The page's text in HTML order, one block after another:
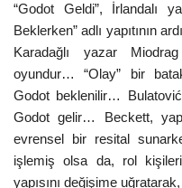
“Godot Geldi”, İrlandalı
Beklerken” adlı yapıtının
Karadağlı yazar
oyundur… “Olay” bir
Godot beklenilir…
Godot gelir… Beckett,
evrensel bir resital
işlemiş olsa da, rol
yapısını değişime